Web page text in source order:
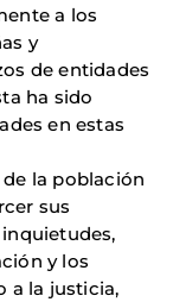
a los
y
de entidades
ha sido
en estas
la población
sus
y los
a la justicia,